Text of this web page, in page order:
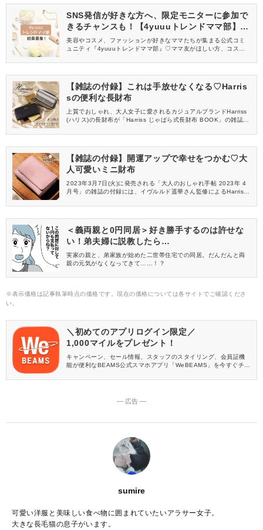
SNS発信が好きな方へ、限定モニターに参加で
きるチャンスも！【4yuuuトレンドママ部】部
員募集中
美容やコスメ、ファッションが好きなママたちが集まる公式コミ
ュニティ『4yuuuトレンドママ部』♡ママ友がほしい方、コスメサ
信してくれる方を募集しています！
【雑誌の付録】これは手放せなくなる♡Harris
sの便利な長財布
上質でおしゃれ、大人女子に愛されるカジュアルブランドHarriss
(ハリス)の長財布が「Harriss じゃばら式長財布 BOOK」の雑誌の
え、最高の使い心地に♡一度使うともう手放せなくなる便利な長財
【雑誌の付録】開運アップで幸せをつかむ♡大
人可愛いミニ財布
2023年3月7日(火)に発売される「大人のおしゃれ手帖 2023年 4
月号」の雑誌の付録には、イヴルルド遥華さん監修によるHarriss
クの三つ折り財布は、コンパクトなのに抜群の収納力。新生活に
＜義両親と0円同居＞好き勝手するのは許せな
い！弟夫婦に説教したら…
実家の親と、弟家族が始めた二世帯住宅での同居。だんだんと両
親の元気がなくなってきて……！？
※表示価格は記事執筆時点の価格です。現在の価格については各サイトでご確認くださ
い。
＼初めてのアプリログイン限定／
1,000マイルをプレゼント！
キャンペーン、セール情報、スタッフのスタイリング、会員証機
能が便利なBEAMS公式スマホアプリ「WeBEAMS」を今すぐチェ
― 広告 ―
sumire
可愛い洋服と美味しい食べ物に囲まれていたいアラサー女子。
大きな長毛猫の息子がいます。